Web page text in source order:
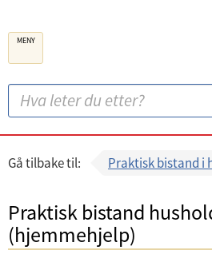
ø
k
:
MENY
Gå tilbake til: Praktisk bistand i
Praktisk bistand
(hjemmehjelp)